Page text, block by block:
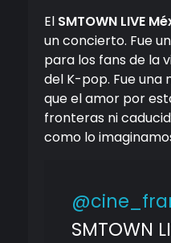
El SMTOWN LIVE
un concierto. Fue
para los fans de la
del K-pop. Fue una
que el amor por
fronteras ni
como lo
SMTOWN